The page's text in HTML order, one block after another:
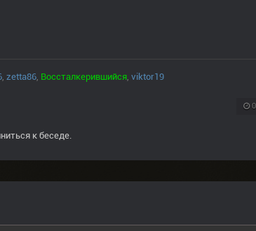
, zetta86, Воссталкерившийся, viktor19
к беседе.